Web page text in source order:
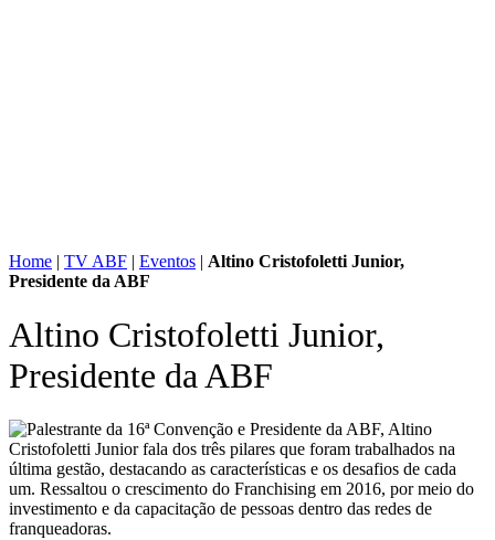
Home | TV ABF | Eventos | Altino Cristofoletti Junior,
Presidente da ABF
Altino Cristofoletti Junior,
Presidente da ABF